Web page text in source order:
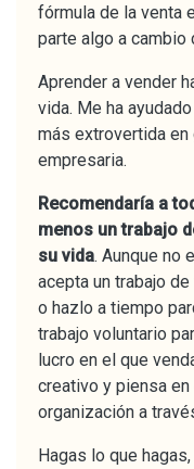
fórmula de la venta
parte algo a cambio
Aprender a vender
vida. Me ha
más extrovertida en
empresaria.
Recomendaría a
menos un trabajo
su vida. Aunque no
acepta un trabajo
o hazlo a tiempo
trabajo voluntario
lucro en el que
creativo y piensa
organización a
Hagas lo que